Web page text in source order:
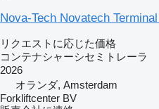
Nova-Tech Novatech
リクエストに応じた価格
コンテナシャーシセミトレーラ
2026
オランダ, Amsterdam
Forkliftcenter BV